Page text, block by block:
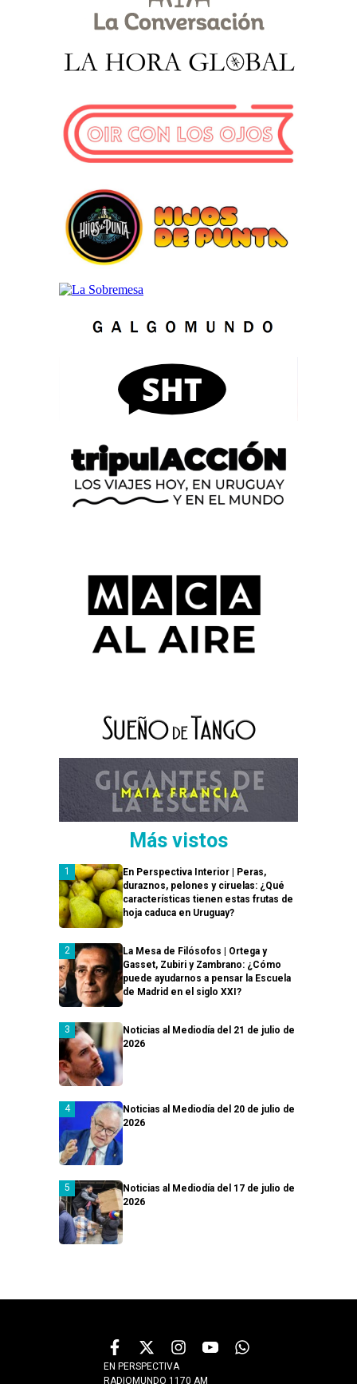
Más vistos
En Perspectiva Interior | Peras,
duraznos, pelones y ciruelas: ¿Qué
características tienen estas frutas de
hoja caduca en Uruguay?
La Mesa de Filósofos | Ortega y
Gasset, Zubiri y Zambrano: ¿Cómo
puede ayudarnos a pensar la Escuela
de Madrid en el siglo XXI?
Noticias al Mediodía del 21 de julio de
2026
Noticias al Mediodía del 20 de julio de
2026
Noticias al Mediodía del 17 de julio de
2026
EN PERSPECTIVA
RADIOMUNDO 1170 AM